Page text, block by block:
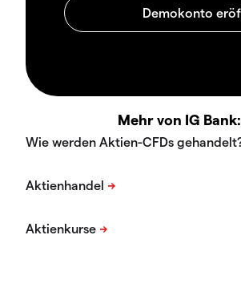
Mehr von IG Bank: